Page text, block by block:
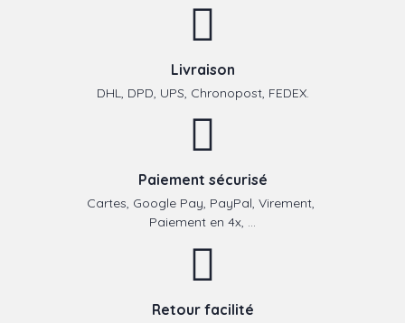
Livraison
DHL, DPD, UPS, Chronopost, FEDEX.
Paiement sécurisé
Cartes, Google Pay, PayPal, Virement,
Paiement en 4x, ...
Retour facilité